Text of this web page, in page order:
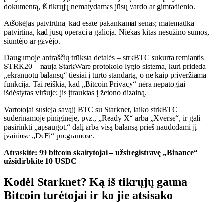
dokumentą, iš tikrųjų nematydamas jūsų vardo ar gimtadienio.
Atšokėjas patvirtina, kad esate pakankamai senas; matematika
patvirtina, kad jūsų operacija galioja. Niekas kitas nesužino sumos,
siuntėjo ar gavėjo.
Daugumoje antraščių trūksta detalės – strkBTC sukurta remiantis
STRK20 – nauja StarkWare protokolo lygio sistema, kuri prideda
„ekranuotų balansų“ tiesiai į turto standartą, o ne kaip priveržiama
funkcija. Tai reiškia, kad „Bitcoin Privacy“ nėra nepatogiai
išdėstytas viršuje; jis įtrauktas į žetono dizainą.
Vartotojai susieja savąjį BTC su Starknet, laiko strkBTC
suderinamoje piniginėje, pvz., „Ready X“ arba „Xverse“, ir gali
pasirinkti „apsaugoti“ dalį arba visą balansą prieš naudodami jį
įvairiose „DeFi“ programose.
Atraskite: 99 bitcoin skaitytojai – užsiregistravę „Binance“
užsidirbkite 10 USDC
Kodėl Starknet? Ką iš tikrųjų gauna
Bitcoin turėtojai ir ko jie atsisako